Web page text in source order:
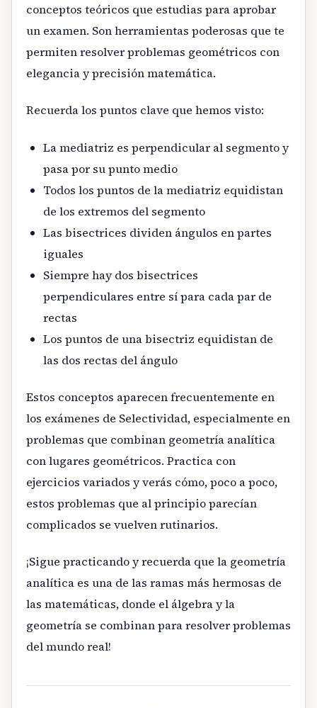
conceptos teóricos que estudias para aprobar
un examen. Son herramientas poderosas que te
permiten resolver problemas geométricos con
elegancia y precisión matemática.
Recuerda los puntos clave que hemos visto:
La mediatriz es perpendicular al segmento y
pasa por su punto medio
Todos los puntos de la mediatriz equidistan
de los extremos del segmento
Las bisectrices dividen ángulos en partes
iguales
Siempre hay dos bisectrices
perpendiculares entre sí para cada par de
rectas
Los puntos de una bisectriz equidistan de
las dos rectas del ángulo
Estos conceptos aparecen frecuentemente en
los exámenes de Selectividad, especialmente en
problemas que combinan geometría analítica
con lugares geométricos. Practica con
ejercicios variados y verás cómo, poco a poco,
estos problemas que al principio parecían
complicados se vuelven rutinarios.
¡Sigue practicando y recuerda que la geometría
analítica es una de las ramas más hermosas de
las matemáticas, donde el álgebra y la
geometría se combinan para resolver problemas
del mundo real!